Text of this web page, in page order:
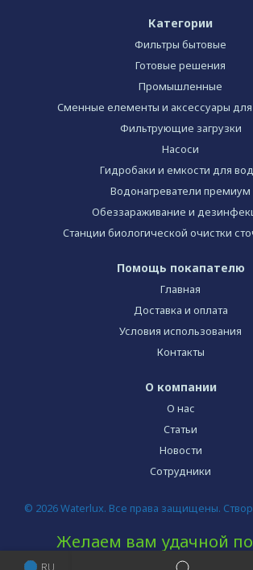
RU
Категории
Фильтры бытовые
Готовые решения
Промышленные
Сменные елементы и аксессуары
Фильтрующие загрузки
Насоси
Гидробаки и емкости для
Водонагреватели премиум
Обеззараживание и
Станции биологической очистки
Помощь покапателю
Главная
Доставка и оплата
Условия использования
Контакты
О компании
О нас
Статьи
Новости
Сотрудники
© 2026 Waterlux. Все права защищены.
Желаем вам удачной